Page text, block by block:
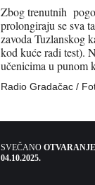
Zbog trenutnih
prolongiraju se sva
zavoda Tuzlanskog
kod kuće radi test).
učenicima u punom
Radio Gradačac /
SVEČANO
04.10.2025.